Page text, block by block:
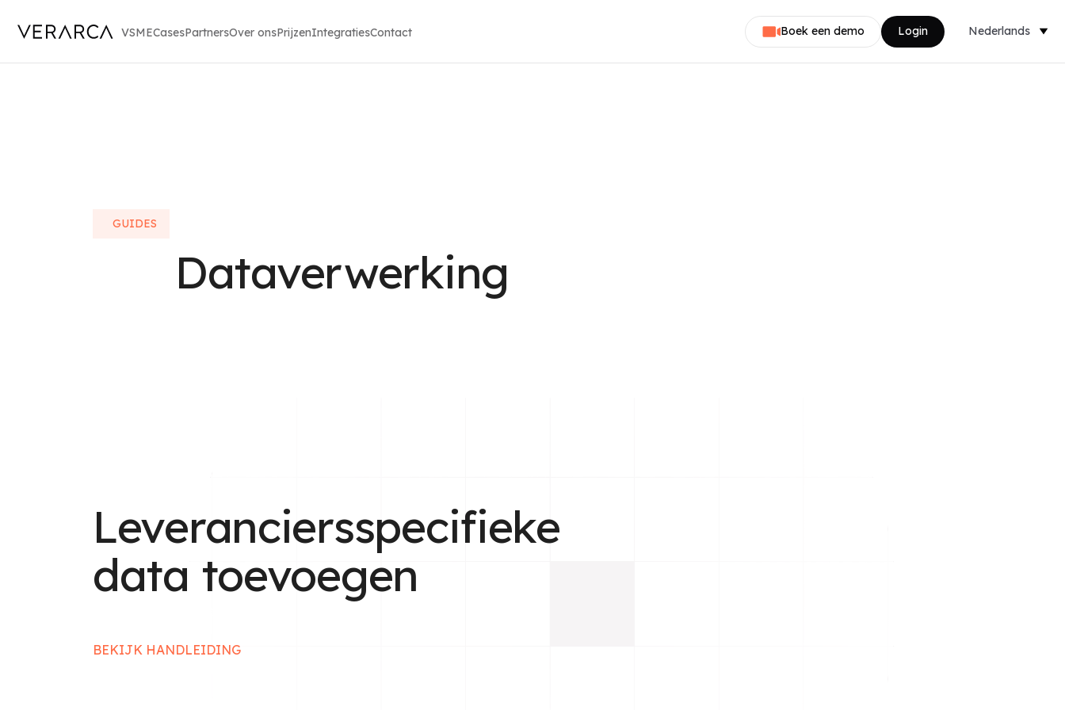
VSMECasesPartnersOver onsPrijzenIntegratiesContact Boek een demo Login
Nederlands
GUIDES
Dataverwerking
Leveranciersspecifieke
data toevoegen
BEKIJK HANDLEIDING